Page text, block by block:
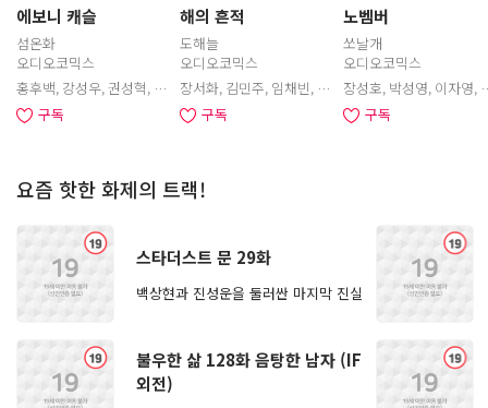
에보니 캐슬
섬온화
오디오코믹스
홍후백, 강성우, 권성혁, 이
명희, 정의한, 이현준, 최승
훈, 김명준, 최현수, 이명호, 구독
해의 흔적
도해늘
오디오코믹스
장서화, 김민주, 임채빈, 송
하림, 김단, 박의주, 서원석,
박기욱, 김다운, 원종준, 나
구독
노벰버
쏘날개
오디오코믹스
장성호, 박성영, 이자영, 곽
윤상, 나은혁, 황해준, 조민
수, 김이안, 이슬, 전종건, 서 구독
요즘 핫한 화제의 트랙!
스타더스트 문 29화
백상현과 진성운을 둘러싼 마지막 진실
불우한 삶 128화 음탕한 남자 (IF
외전)